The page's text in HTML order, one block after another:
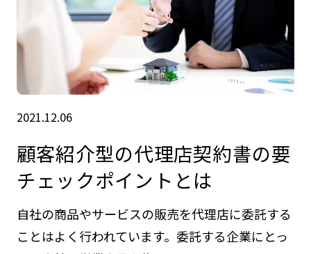
2021.12.06
顧客紹介型の代理店契約書の要
チェックポイントとは
自社の商品やサービスの販売を代理店に委託する
ことはよく行われています。委託する企業にとっ